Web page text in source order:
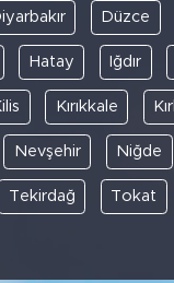
Düzce
Hatay Iğdır
Kırıkkale
Nevşehir Niğde
Tekirdağ Tokat